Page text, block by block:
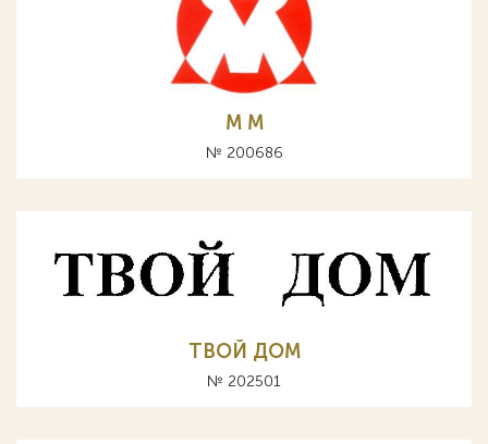
М M
№ 200686
ТВОЙ ДОМ
№ 202501